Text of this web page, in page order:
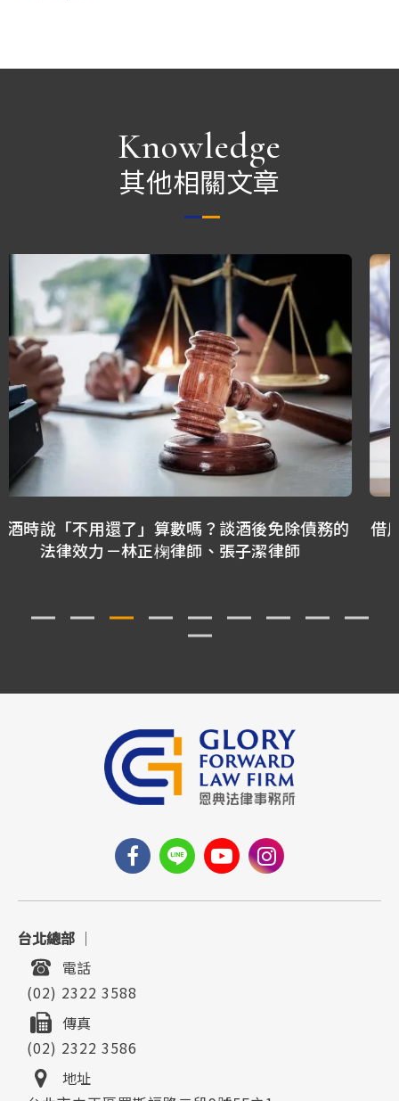
Knowledge
其他相關文章
借用親友帳戶買賣股票，拿得回來嗎？ －林正椈律
師、林隆鑫律師
台北總部 ｜
地址
電話
(02) 2322 3588
傳真
(02) 2322 3586